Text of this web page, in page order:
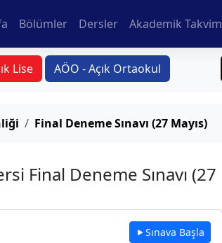
Bölümler Dersler Akademik Takvim
Lise AÖO - Açık Ortaokul
Final Deneme Sınavı (27 Mayıs)
Final Deneme Sınavı (27
Sınava Başla